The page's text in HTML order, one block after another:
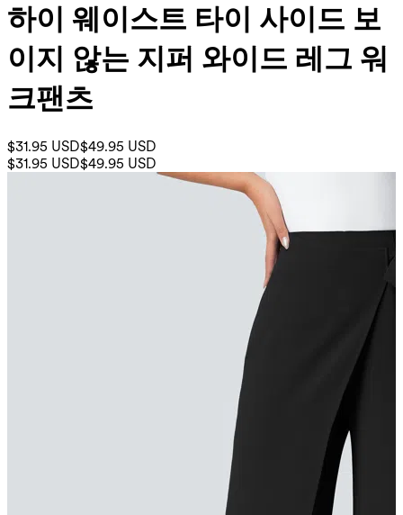
하이 웨이스트 타이 사이드 보
이지 않는 지퍼 와이드 레그 워
크팬츠
$31.95 USD$49.95 USD
$31.95 USD$49.95 USD